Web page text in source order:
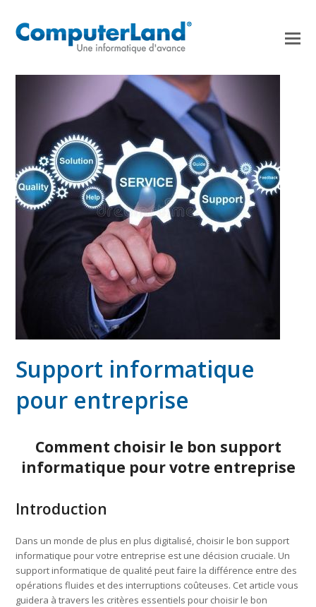
Support informatique
pour entreprise
Comment choisir le bon support
informatique pour votre entreprise
Introduction
Dans un monde de plus en plus digitalisé, choisir le bon support
informatique pour votre entreprise est une décision cruciale. Un
support informatique de qualité peut faire la différence entre des
opérations fluides et des interruptions coûteuses. Cet article vous
guidera à travers les critères essentiels pour choisir le bon